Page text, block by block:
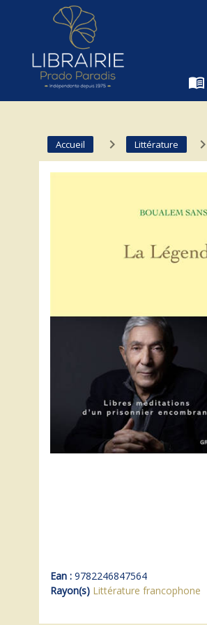
Librairie Prado Paradis - Marseille
menu_book
Accueil navigate_next Littérature navigate_next
Ean : 9782246847564
Rayon(s) Littérature francophone